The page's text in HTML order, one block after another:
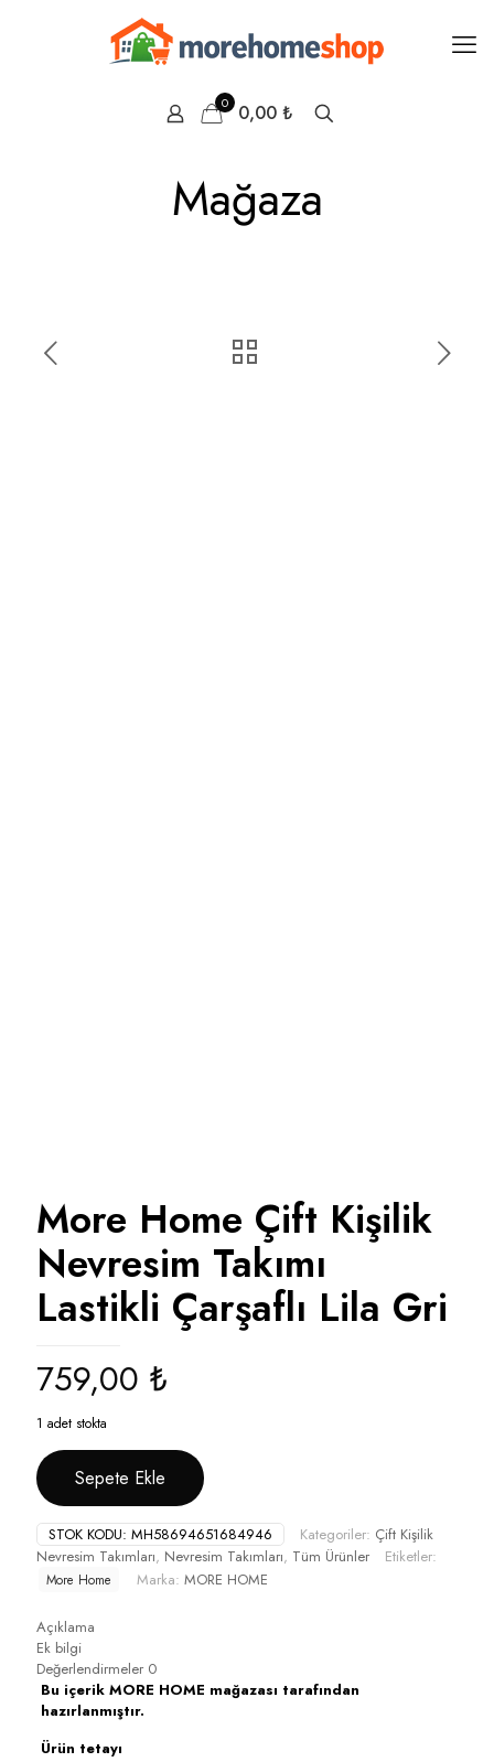
0 0,00 ₺
Mağaza
More Home Çift Kişilik
Nevresim Takımı
Lastikli Çarşaflı Lila Gri
759,00 ₺
1 adet stokta
Sepete Ekle
STOK KODU: MH58694651684946 Kategoriler: Çift Kişilik
Nevresim Takımları, Nevresim Takımları, Tüm Ürünler Etiketler:
More Home Marka: MORE HOME
Açıklama
Ek bilgi
Değerlendirmeler 0
Bu içerik MORE HOME mağazası tarafından
hazırlanmıştır.
Ürün tetayı